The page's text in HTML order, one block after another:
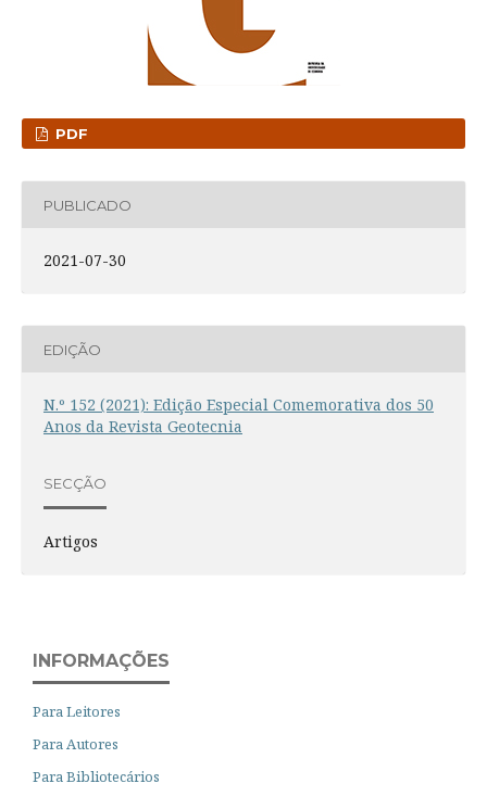
PDF
PUBLICADO
2021-07-30
EDIÇÃO
N.º 152 (2021): Edição Especial Comemorativa dos 50
Anos da Revista Geotecnia
SECÇÃO
Artigos
INFORMAÇÕES
Para Leitores
Para Autores
Para Bibliotecários